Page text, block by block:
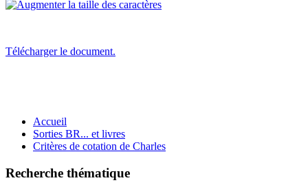
Télécharger le document.
Accueil
Sorties BR... et livres
Critères de cotation de Charles
Recherche thématique